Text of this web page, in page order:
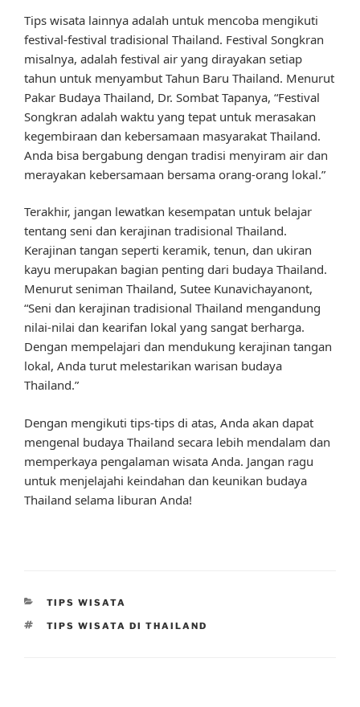
Tips wisata lainnya adalah untuk mencoba mengikuti
festival-festival tradisional Thailand. Festival Songkran
misalnya, adalah festival air yang dirayakan setiap
tahun untuk menyambut Tahun Baru Thailand. Menurut
Pakar Budaya Thailand, Dr. Sombat Tapanya, “Festival
Songkran adalah waktu yang tepat untuk merasakan
kegembiraan dan kebersamaan masyarakat Thailand.
Anda bisa bergabung dengan tradisi menyiram air dan
merayakan kebersamaan bersama orang-orang lokal.”
Terakhir, jangan lewatkan kesempatan untuk belajar
tentang seni dan kerajinan tradisional Thailand.
Kerajinan tangan seperti keramik, tenun, dan ukiran
kayu merupakan bagian penting dari budaya Thailand.
Menurut seniman Thailand, Sutee Kunavichayanont,
“Seni dan kerajinan tradisional Thailand mengandung
nilai-nilai dan kearifan lokal yang sangat berharga.
Dengan mempelajari dan mendukung kerajinan tangan
lokal, Anda turut melestarikan warisan budaya
Thailand.”
Dengan mengikuti tips-tips di atas, Anda akan dapat
mengenal budaya Thailand secara lebih mendalam dan
memperkaya pengalaman wisata Anda. Jangan ragu
untuk menjelajahi keindahan dan keunikan budaya
Thailand selama liburan Anda!
CATEGORIES
TIPS WISATA
TAGS
TIPS WISATA DI THAILAND